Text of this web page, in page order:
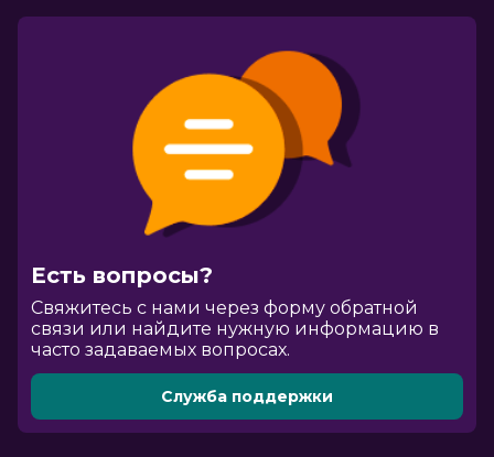
Есть вопросы?
Cвяжитесь с нами через форму обратной
связи или найдите нужную информацию в
часто задаваемых вопросах.
Служба поддержки